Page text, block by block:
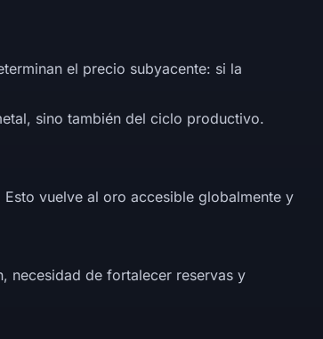
el precio subyacente: si la
sino también del ciclo productivo.
vuelve al oro accesible globalmente y
necesidad de fortalecer reservas y